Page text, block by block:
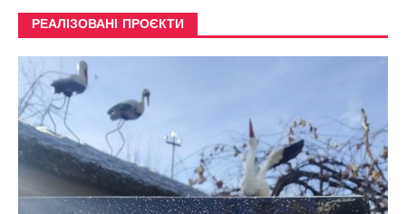
РЕАЛІЗОВАНІ ПРОЄКТИ